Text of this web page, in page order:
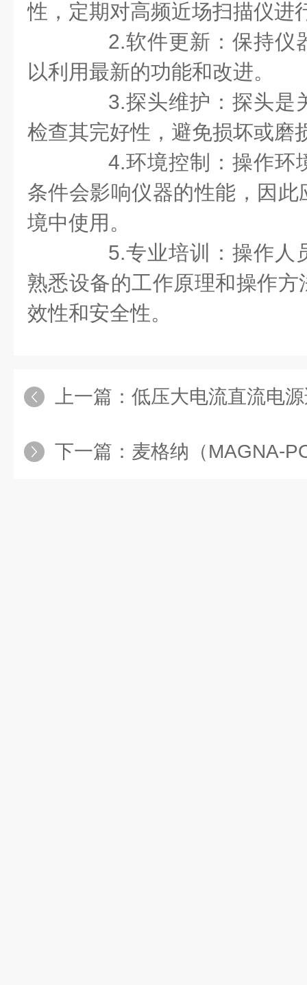
性，定期对高频近场扫描仪进
2.软件更新：保持仪
以利用最新的功能和改进。
3.探头维护：探头是
检查其完好性，避免损坏或磨
4.环境控制：操作环
条件会影响仪器的性能，因
境中使用。
5.专业培训：操作人
熟悉设备的工作原理和操作
效性和安全性。
上一篇： 低压大电流直流电源适用于
下一篇： 麦格纳（MAGNA-